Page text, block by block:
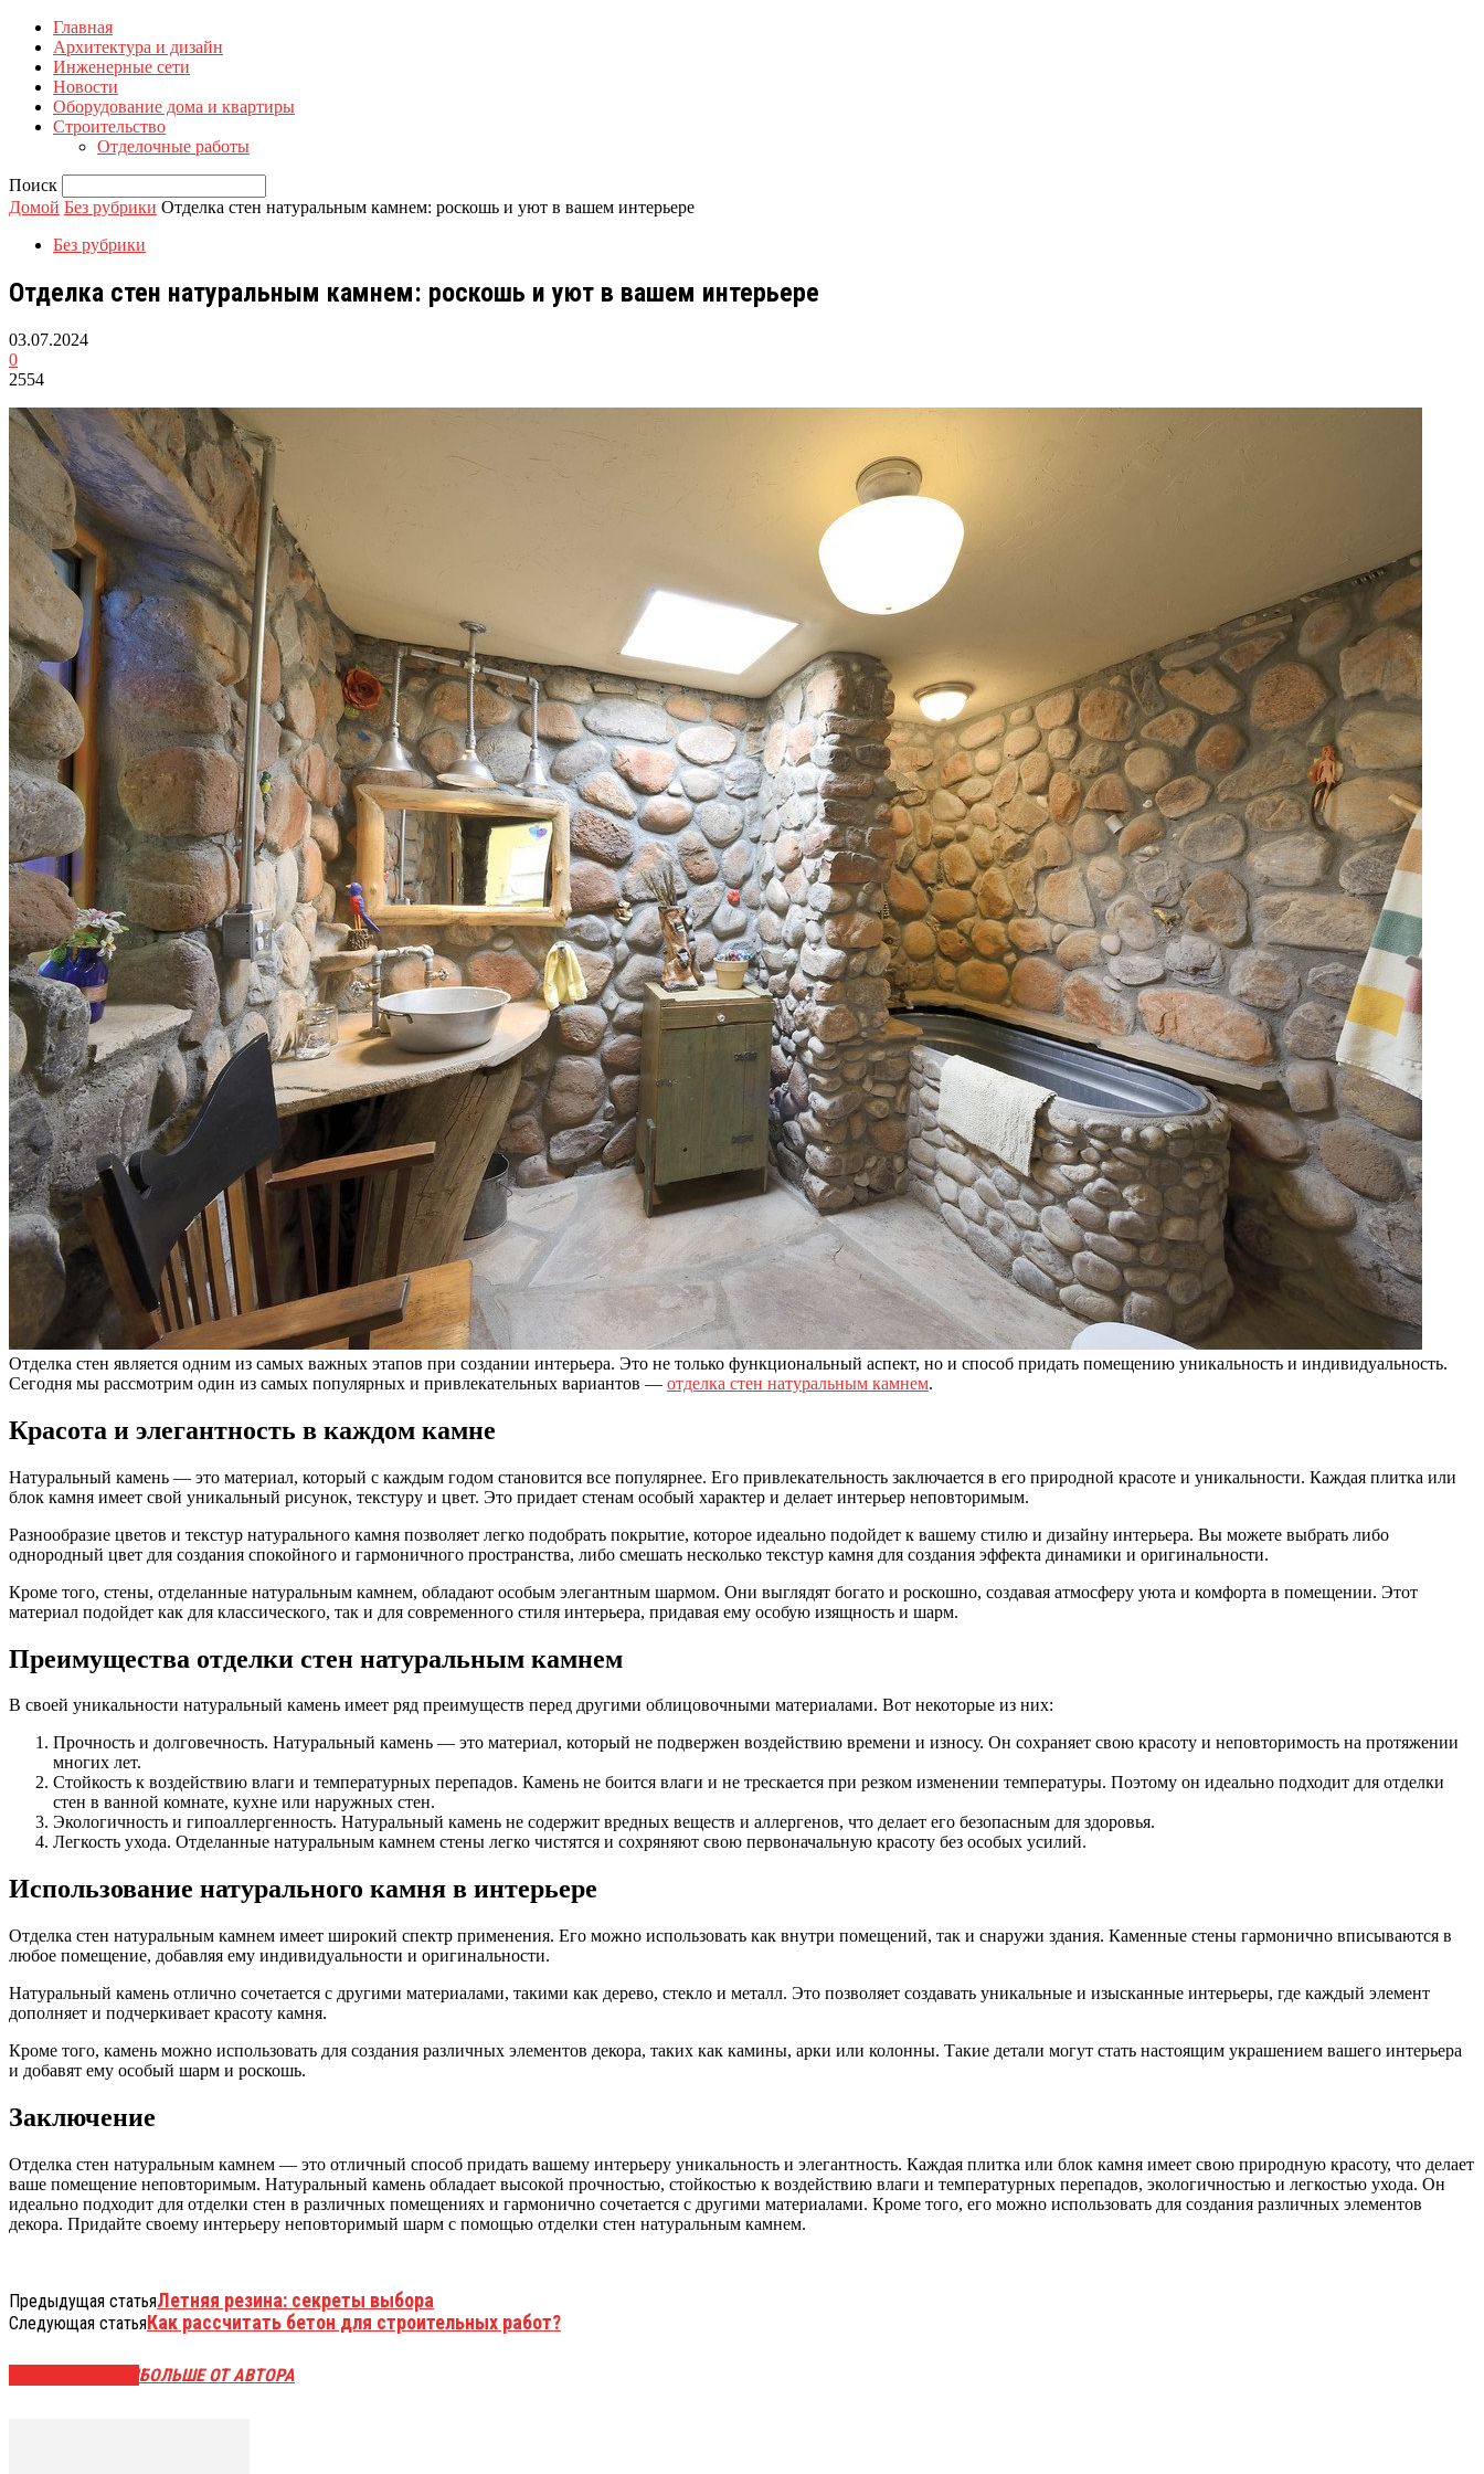
Главная
Архитектура и дизайн
Инженерные сети
Новости
Оборудование дома и квартиры
Строительство
Отделочные работы
Поиск
Домой Без рубрики Отделка стен натуральным камнем: роскошь и уют в вашем интерьере
Без рубрики
Отделка стен натуральным камнем: роскошь и уют в вашем интерьере
03.07.2024
0
2554
Отделка стен является одним из самых важных этапов при создании интерьера. Это не только функциональный аспект, но и способ придать помещению уникальность и индивидуальность.
Сегодня мы рассмотрим один из самых популярных и привлекательных вариантов — отделка стен натуральным камнем.
Красота и элегантность в каждом камне
Натуральный камень — это материал, который с каждым годом становится все популярнее. Его привлекательность заключается в его природной красоте и уникальности. Каждая плитка или
блок камня имеет свой уникальный рисунок, текстуру и цвет. Это придает стенам особый характер и делает интерьер неповторимым.
Разнообразие цветов и текстур натурального камня позволяет легко подобрать покрытие, которое идеально подойдет к вашему стилю и дизайну интерьера. Вы можете выбрать либо
однородный цвет для создания спокойного и гармоничного пространства, либо смешать несколько текстур камня для создания эффекта динамики и оригинальности.
Кроме того, стены, отделанные натуральным камнем, обладают особым элегантным шармом. Они выглядят богато и роскошно, создавая атмосферу уюта и комфорта в помещении. Этот
материал подойдет как для классического, так и для современного стиля интерьера, придавая ему особую изящность и шарм.
Преимущества отделки стен натуральным камнем
В своей уникальности натуральный камень имеет ряд преимуществ перед другими облицовочными материалами. Вот некоторые из них:
Прочность и долговечность. Натуральный камень — это материал, который не подвержен воздействию времени и износу. Он сохраняет свою красоту и неповторимость на протяжении
многих лет.
Стойкость к воздействию влаги и температурных перепадов. Камень не боится влаги и не трескается при резком изменении температуры. Поэтому он идеально подходит для отделки
стен в ванной комнате, кухне или наружных стен.
Экологичность и гипоаллергенность. Натуральный камень не содержит вредных веществ и аллергенов, что делает его безопасным для здоровья.
Легкость ухода. Отделанные натуральным камнем стены легко чистятся и сохряняют свою первоначальную красоту без особых усилий.
Использование натурального камня в интерьере
Отделка стен натуральным камнем имеет широкий спектр применения. Его можно использовать как внутри помещений, так и снаружи здания. Каменные стены гармонично вписываются в
любое помещение, добавляя ему индивидуальности и оригинальности.
Натуральный камень отлично сочетается с другими материалами, такими как дерево, стекло и металл. Это позволяет создавать уникальные и изысканные интерьеры, где каждый элемент
дополняет и подчеркивает красоту камня.
Кроме того, камень можно использовать для создания различных элементов декора, таких как камины, арки или колонны. Такие детали могут стать настоящим украшением вашего интерьера
и добавят ему особый шарм и роскошь.
Заключение
Отделка стен натуральным камнем — это отличный способ придать вашему интерьеру уникальность и элегантность. Каждая плитка или блок камня имеет свою природную красоту, что делает
ваше помещение неповторимым. Натуральный камень обладает высокой прочностью, стойкостью к воздействию влаги и температурных перепадов, экологичностью и легкостью ухода. Он
идеально подходит для отделки стен в различных помещениях и гармонично сочетается с другими материалами. Кроме того, его можно использовать для создания различных элементов
декора. Придайте своему интерьеру неповторимый шарм с помощью отделки стен натуральным камнем.
Предыдущая статьяЛетняя резина: секреты выбора
Следующая статьяКак рассчитать бетон для строительных работ?
БОЛЬШЕ ОТ АВТОРА